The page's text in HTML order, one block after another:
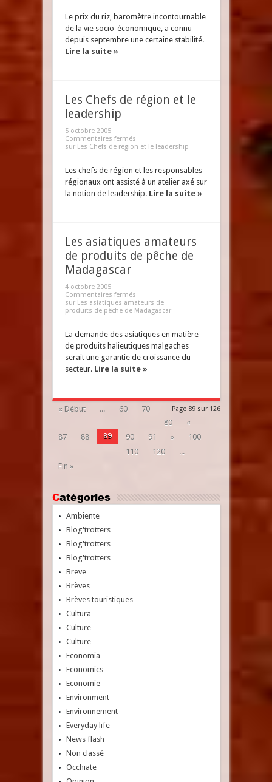
Le prix du riz, baromètre incontournable
de la vie socio-économique, a connu
depuis septembre une certaine stabilité.
Lire la suite »
Les Chefs de région et le
leadership
5 octobre 2005
Commentaires fermés
sur Les Chefs de région et le leadership
Les chefs de région et les responsables
régionaux ont assisté à un atelier axé sur
la notion de leadership. Lire la suite »
Les asiatiques amateurs
de produits de pêche de
Madagascar
4 octobre 2005
Commentaires fermés
sur Les asiatiques amateurs de
produits de pêche de Madagascar
La demande des asiatiques en matière
de produits halieutiques malgaches
serait une garantie de croissance du
secteur. Lire la suite »
Page 89 sur 126
« Début ... 60
70
80
«
87
88 89 90 91 »
100
110
120
...
Fin »
Catégories
Ambiente
Blog'trotters
Blog'trotters
Blog'trotters
Breve
Brèves
Brèves touristiques
Cultura
Culture
Culture
Economia
Economics
Economie
Environment
Environnement
Everyday life
News flash
Non classé
Occhiate